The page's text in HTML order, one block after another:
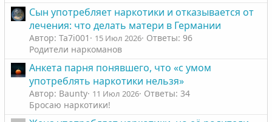
Сын употребляет наркотики и отказывается от
лечения: что делать матери в Германии
Автор: Ta7i001 15 Июл 2026 Ответы: 96
Родители наркоманов
Анкета парня понявшего, что «с умом
употреблять наркотики нельзя»
Автор: Baunty 11 Июл 2026 Ответы: 34
Бросаю наркотики!